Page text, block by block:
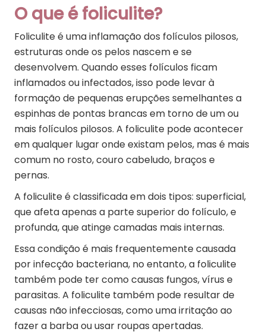
O que é foliculite?
Foliculite é uma inflamação dos folículos pilosos,
estruturas onde os pelos nascem e se
desenvolvem. Quando esses folículos ficam
inflamados ou infectados, isso pode levar à
formação de pequenas erupções semelhantes a
espinhas de pontas brancas em torno de um ou
mais folículos pilosos. A foliculite pode acontecer
em qualquer lugar onde existam pelos, mas é mais
comum no rosto, couro cabeludo, braços e
pernas.
A foliculite é classificada em dois tipos: superficial,
que afeta apenas a parte superior do folículo, e
profunda, que atinge camadas mais internas.
Essa condição é mais frequentemente causada
por infecção bacteriana, no entanto, a foliculite
também pode ter como causas fungos, vírus e
parasitas. A foliculite também pode resultar de
causas não infecciosas, como uma irritação ao
fazer a barba ou usar roupas apertadas.